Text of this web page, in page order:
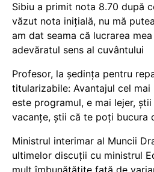
Sibiu a primit nota 8.70 după
văzut nota inițială, nu mă
am dat seama că lucrarea
adevăratul sens al cuvântului
Profesor, la ședința pentru
titularizabile: Avantajul cel mai
este programul, e mai lejer,
vacanţe, știi că te poți bucura
Ministrul interimar al Muncii
ultimelor discuții cu ministrul
mult îmbunătățite față de